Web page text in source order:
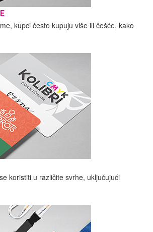
kupci često kupuju više ili češće, kako
koristiti u različite svrhe, uključujući